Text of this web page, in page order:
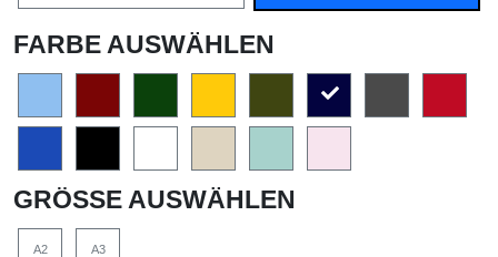
FARBE AUSWÄHLEN
GRÖSSE AUSWÄHLEN
A2 A3